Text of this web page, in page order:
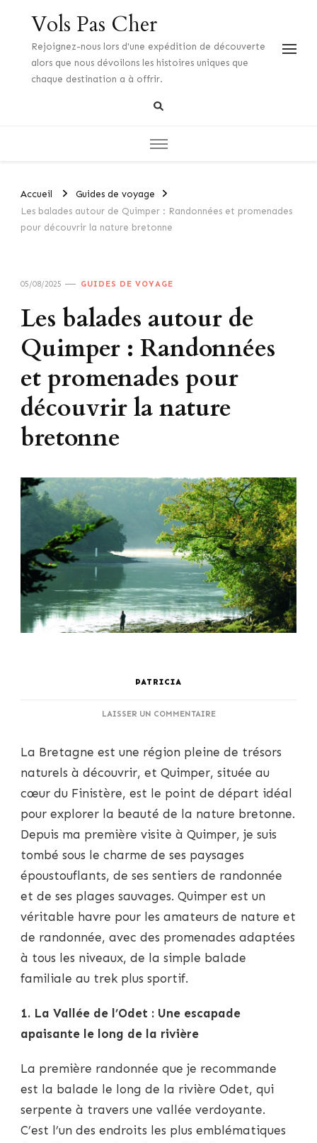
Vols Pas Cher
Rejoignez-nous lors d'une expédition de découverte
alors que nous dévoilons les histoires uniques que
chaque destination a à offrir.
Accueil
Guides de voyage
Les balades autour de Quimper : Randonnées et promenades
pour découvrir la nature bretonne
05/08/2025 GUIDES DE VOYAGE
Les balades autour de
Quimper : Randonnées
et promenades pour
découvrir la nature
bretonne
PATRICIA
LAISSER UN COMMENTAIRESUR
AUTOUR
DE
RANDONNÉES
ET
PROMENADES
DÉCOUVRIR
LA
BRETONNE
La Bretagne est une région pleine de trésors
naturels à découvrir, et Quimper, située au
cœur du Finistère, est le point de départ idéal
pour explorer la beauté de la nature bretonne.
Depuis ma première visite à Quimper, je suis
tombé sous le charme de ses paysages
époustouflants, de ses sentiers de randonnée
et de ses plages sauvages. Quimper est un
véritable havre pour les amateurs de nature et
de randonnée, avec des promenades adaptées
à tous les niveaux, de la simple balade
familiale au trek plus sportif.
1. La Vallée de l’Odet : Une escapade
apaisante le long de la rivière
La première randonnée que je recommande
est la balade le long de la rivière Odet, qui
serpente à travers une vallée verdoyante.
C’est l’un des endroits les plus emblématiques